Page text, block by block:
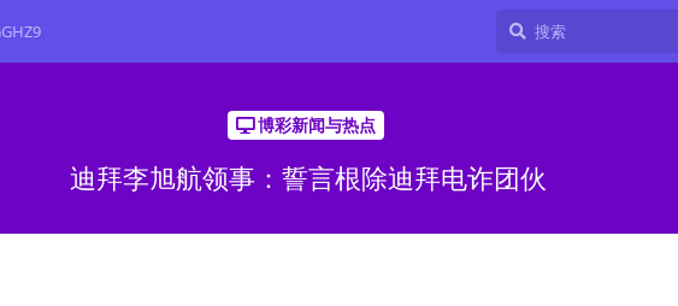
博彩新闻与热点
迪拜李旭航领事：誓言根除迪拜电诈团伙